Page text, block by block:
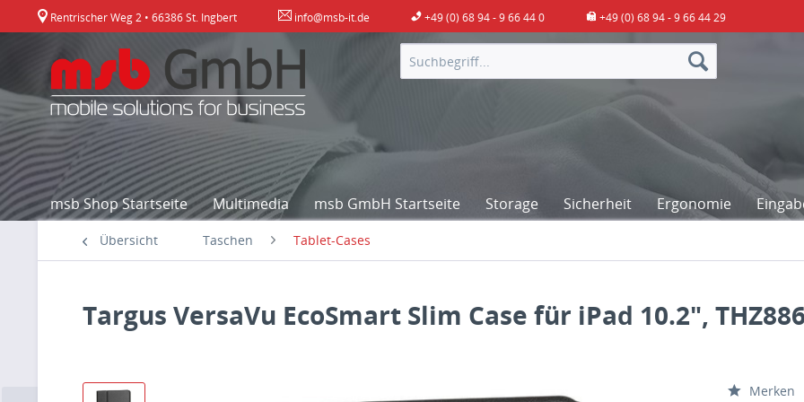
Rentrischer Weg 2 • 66386 St. Ingbert info@msb-it.de +49 (0) 68 94 - 9 66 44 0 +49 (0) 68 94 - 9 66 44 29
msb Shop Startseite Multimedia msb GmbH Startseite Storage Sicherheit Ergonomie
Übersicht Taschen Tablet-Cases
Targus VersaVu EcoSmart Slim Case für iPad 10.2",
Merken